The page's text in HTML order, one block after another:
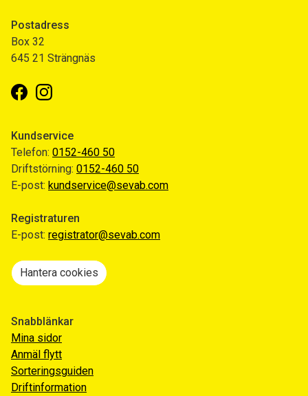
Postadress
Box 32
645 21 Strängnäs
FacebookInstagram
Kundservice
Telefon: 0152-460 50
Driftstörning: 0152-460 50
E-post: kundservice@sevab.com
Registraturen
E-post: registrator@sevab.com
Hantera cookies
Snabblänkar
Mina sidor
Anmäl flytt
Sorteringsguiden
Driftinformation